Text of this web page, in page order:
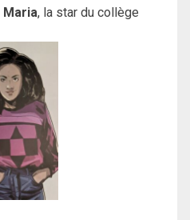
Maria, la star du collège